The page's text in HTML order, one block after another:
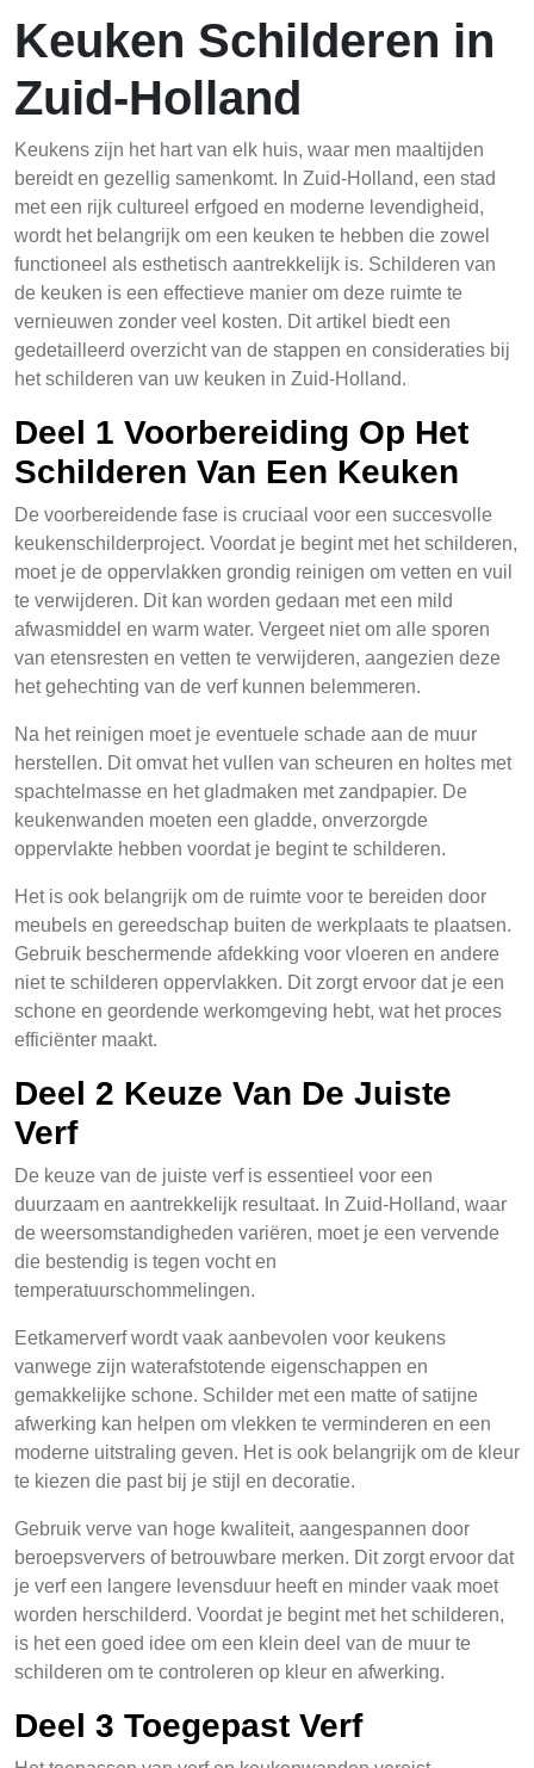
Keuken Schilderen in
Zuid-Holland
Keukens zijn het hart van elk huis, waar men maaltijden
bereidt en gezellig samenkomt. In Zuid-Holland, een stad
met een rijk cultureel erfgoed en moderne levendigheid,
wordt het belangrijk om een keuken te hebben die zowel
functioneel als esthetisch aantrekkelijk is. Schilderen van
de keuken is een effectieve manier om deze ruimte te
vernieuwen zonder veel kosten. Dit artikel biedt een
gedetailleerd overzicht van de stappen en consideraties bij
het schilderen van uw keuken in Zuid-Holland.
Deel 1 Voorbereiding Op Het
Schilderen Van Een Keuken
De voorbereidende fase is cruciaal voor een succesvolle
keukenschilderproject. Voordat je begint met het schilderen,
moet je de oppervlakken grondig reinigen om vetten en vuil
te verwijderen. Dit kan worden gedaan met een mild
afwasmiddel en warm water. Vergeet niet om alle sporen
van etensresten en vetten te verwijderen, aangezien deze
het gehechting van de verf kunnen belemmeren.
Na het reinigen moet je eventuele schade aan de muur
herstellen. Dit omvat het vullen van scheuren en holtes met
spachtelmasse en het gladmaken met zandpapier. De
keukenwanden moeten een gladde, onverzorgde
oppervlakte hebben voordat je begint te schilderen.
Het is ook belangrijk om de ruimte voor te bereiden door
meubels en gereedschap buiten de werkplaats te plaatsen.
Gebruik beschermende afdekking voor vloeren en andere
niet te schilderen oppervlakken. Dit zorgt ervoor dat je een
schone en geordende werkomgeving hebt, wat het proces
efficiënter maakt.
Deel 2 Keuze Van De Juiste
Verf
De keuze van de juiste verf is essentieel voor een
duurzaam en aantrekkelijk resultaat. In Zuid-Holland, waar
de weersomstandigheden variëren, moet je een vervende
die bestendig is tegen vocht en
temperatuurschommelingen.
Eetkamerverf wordt vaak aanbevolen voor keukens
vanwege zijn waterafstotende eigenschappen en
gemakkelijke schone. Schilder met een matte of satijne
afwerking kan helpen om vlekken te verminderen en een
moderne uitstraling geven. Het is ook belangrijk om de kleur
te kiezen die past bij je stijl en decoratie.
Gebruik verve van hoge kwaliteit, aangespannen door
beroepsververs of betrouwbare merken. Dit zorgt ervoor dat
je verf een langere levensduur heeft en minder vaak moet
worden herschilderd. Voordat je begint met het schilderen,
is het een goed idee om een klein deel van de muur te
schilderen om te controleren op kleur en afwerking.
Deel 3 Toegepast Verf